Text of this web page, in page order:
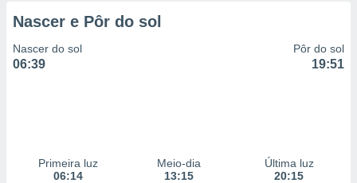
Nascer e Pôr do sol
Nascer do sol
06:39
Pôr do sol
19:51
Primeira luz
06:14
Meio-dia
13:15
Última luz
20:15